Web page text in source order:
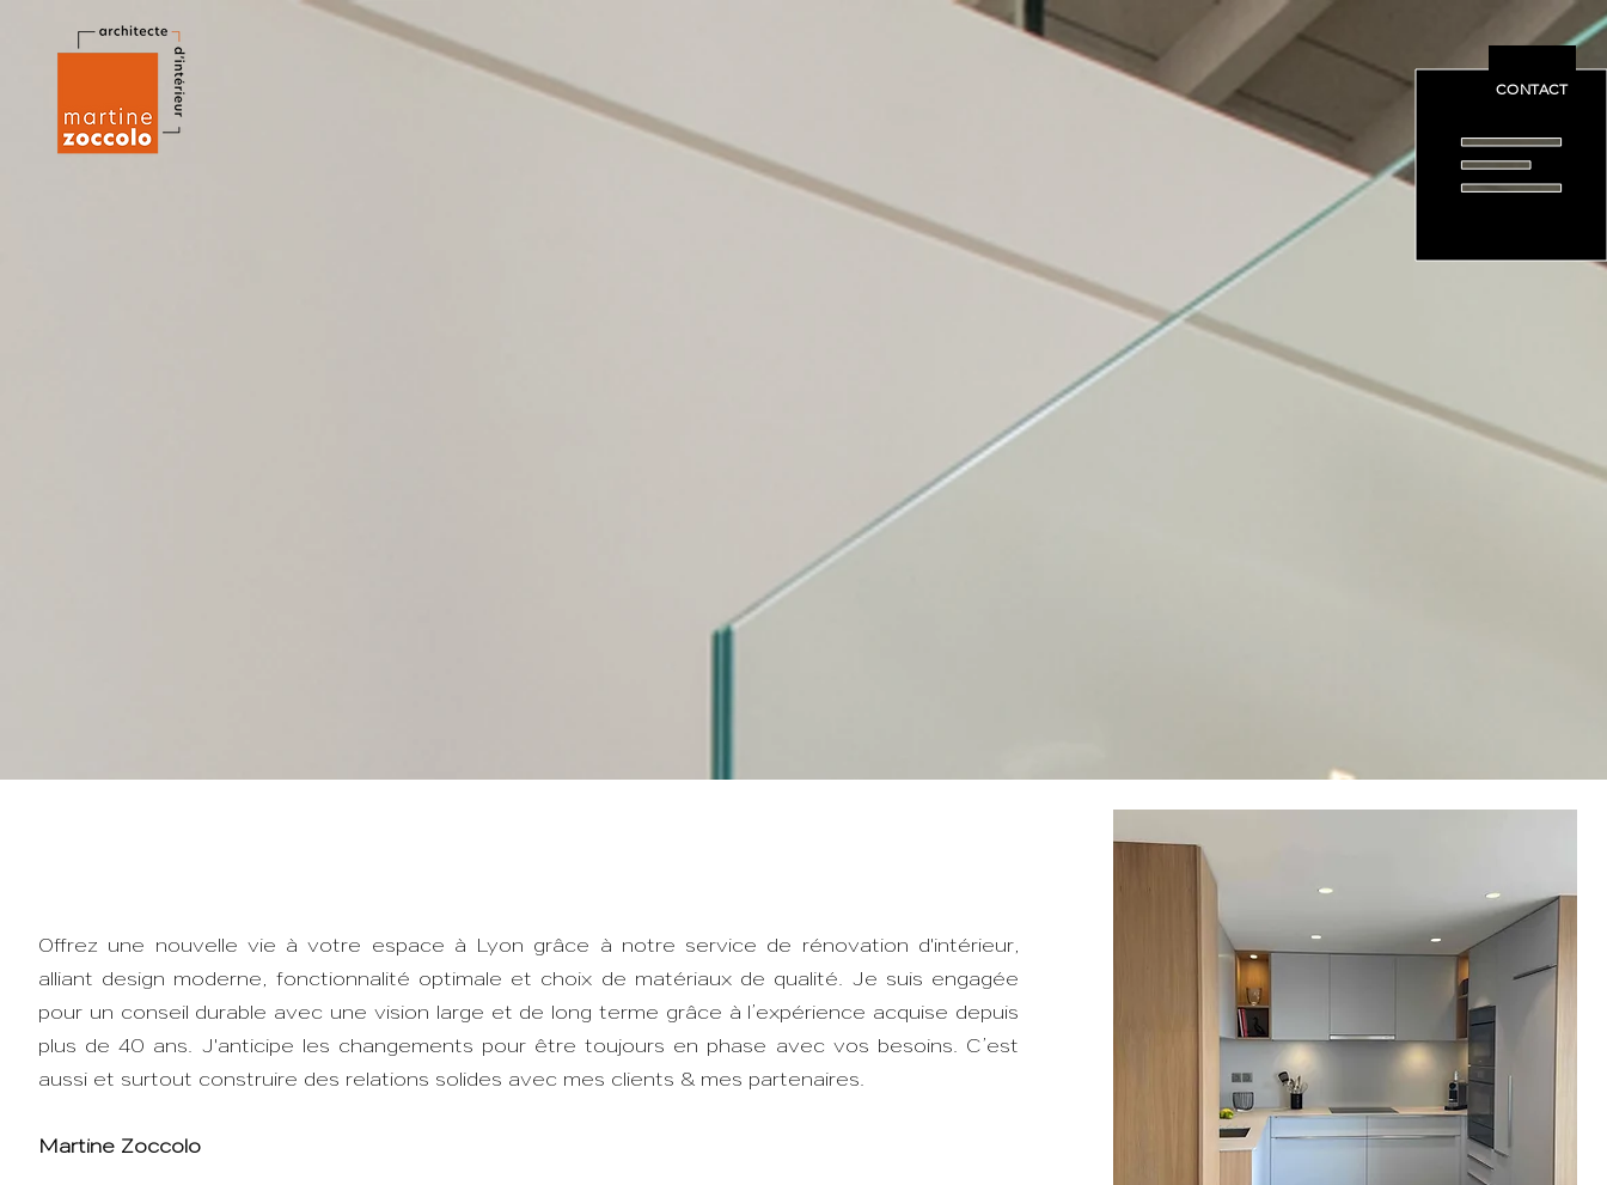
CONTACT
Offrez une nouvelle vie à votre espace à Lyon grâce à notre service de rénovation d'intérieur,
alliant design moderne, fonctionnalité optimale et choix de matériaux de qualité. Je suis engagée
pour un conseil durable avec une vision large et de long terme grâce à l’expérience acquise depuis
plus de 40 ans. J'anticipe les changements pour être toujours en phase avec vos besoins. C’est
aussi et surtout construire des relations solides avec mes clients & mes partenaires.
Martine Zoccolo